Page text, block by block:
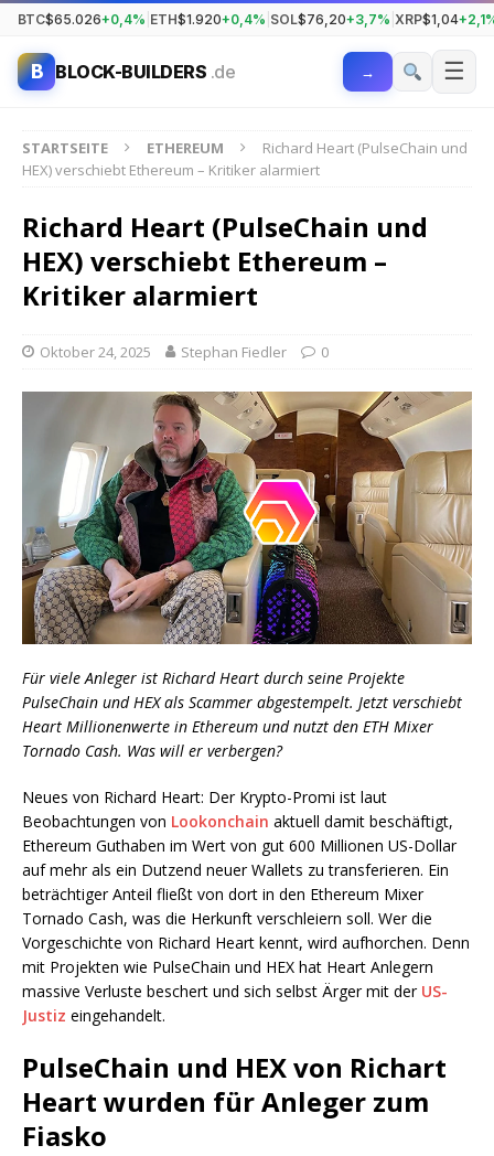
BTC$65.026+0,4% ETH$1.920+0,4% SOL$76,20+3,7% XRP$1,04
B BLOCK-BUILDERS .de → ☰
STARTSEITE ETHEREUM
Richard Heart (PulseChain und
HEX) verschiebt Ethereum – Kritiker alarmiert
Richard Heart (PulseChain und
HEX) verschiebt Ethereum –
Kritiker alarmiert
Oktober 24, 2025 Stephan Fiedler 0
Für viele Anleger ist Richard Heart durch seine Projekte
PulseChain und HEX als Scammer abgestempelt. Jetzt verschiebt
Heart Millionenwerte in Ethereum und nutzt den ETH Mixer
Tornado Cash. Was will er verbergen?
Neues von Richard Heart: Der Krypto-Promi ist laut
Beobachtungen von Lookonchain aktuell damit beschäftigt,
Ethereum Guthaben im Wert von gut 600 Millionen US-Dollar
auf mehr als ein Dutzend neuer Wallets zu transferieren. Ein
beträchtiger Anteil fließt von dort in den Ethereum Mixer
Tornado Cash, was die Herkunft verschleiern soll. Wer die
Vorgeschichte von Richard Heart kennt, wird aufhorchen. Denn
mit Projekten wie PulseChain und HEX hat Heart Anlegern
massive Verluste beschert und sich selbst Ärger mit der US-
Justiz eingehandelt.
PulseChain und HEX von Richart
Heart wurden für Anleger zum
Fiasko